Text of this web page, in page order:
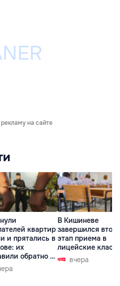
на сайте
квартир
и прятались в
их
обратно в
В Кишиневе
завершился
этап приема в
лицейские
вчера